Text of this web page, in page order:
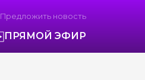
Предложить новость
ПРЯМОЙ ЭФИР